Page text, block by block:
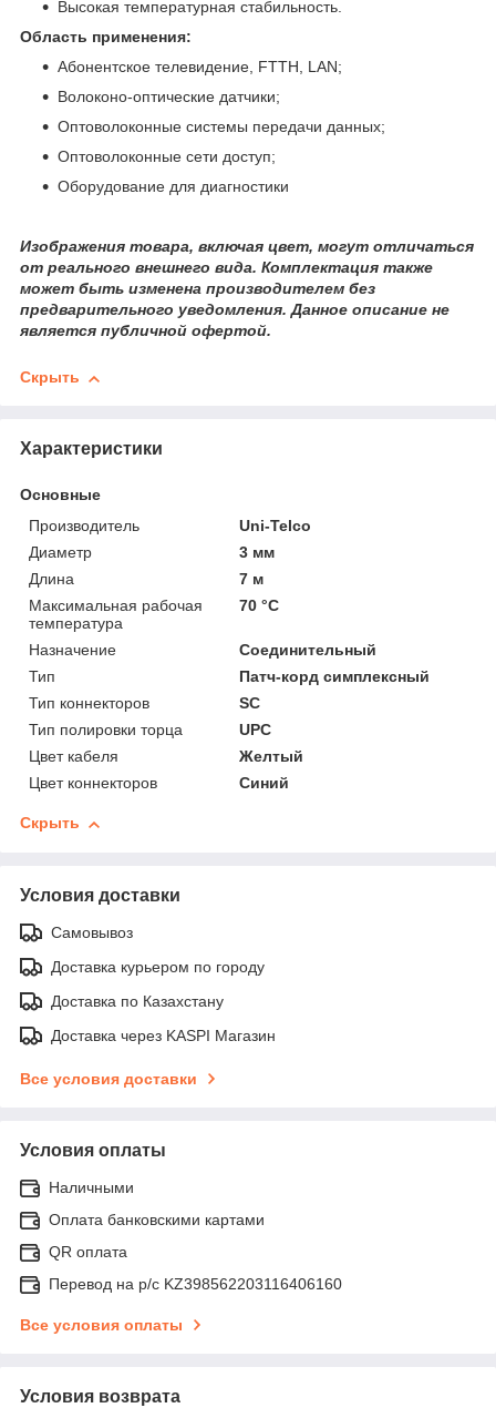
Высокая температурная стабильность.
Область применения:
Абонентское телевидение, FTTH, LAN;
Волоконо-оптические датчики;
Оптоволоконные системы передачи данных;
Оптоволоконные сети доступ;
Оборудование для диагностики
Изображения товара, включая цвет, могут отличаться
от реального внешнего вида. Комплектация также
может быть изменена производителем без
предварительного уведомления. Данное описание не
является публичной офертой.
Скрыть
Характеристики
Основные
Производитель
Uni-Telco
Диаметр
3 мм
Длина
7 м
Максимальная рабочая
температура
70 °С
Назначение
Соединительный
Тип
Патч-корд симплексный
Тип коннекторов
SC
Тип полировки торца
UPC
Цвет кабеля
Желтый
Цвет коннекторов
Синий
Скрыть
Условия доставки
Самовывоз
Доставка курьером по городу
Доставка по Казахстану
Доставка через KASPI Магазин
Все условия доставки
Условия оплаты
Наличными
Оплата банковскими картами
QR оплата
Перевод на р/с KZ398562203116406160
Все условия оплаты
Условия возврата